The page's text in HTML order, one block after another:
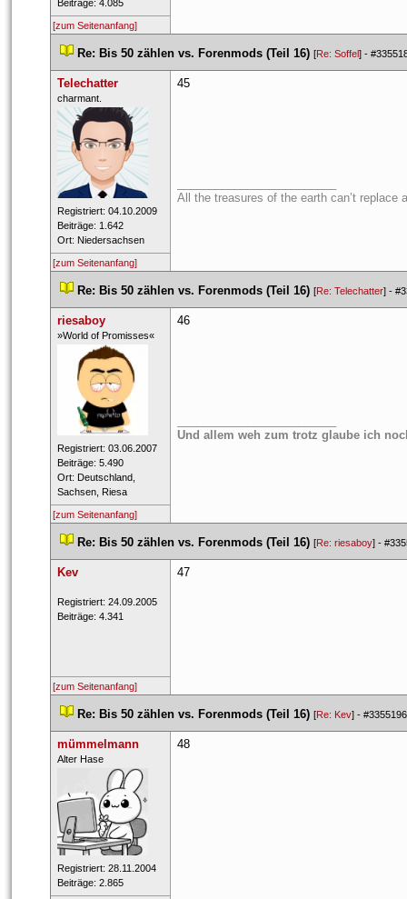
Beiträge: 4.085
[zum Seitenanfang]
Re: Bis 50 zählen vs. Forenmods (Teil 16) [Re: Soffel] -
Telechatter
​charmant.
Registriert: 04.10.2009
Beiträge: 1.642
Ort: Niedersachsen
45
All the treasures of the earth can’t replace
[zum Seitenanfang]
Re: Bis 50 zählen vs. Forenmods (Teil 16) [Re: Telechatter] -
riesaboy
​»World of Promisses«
Registriert: 03.06.2007
Beiträge: 5.490
Ort: Deutschland,
Sachsen, Riesa
46
Und allem weh zum trotz glaube ich
[zum Seitenanfang]
Re: Bis 50 zählen vs. Forenmods (Teil 16) [Re: riesaboy] -
Kev
Registriert: 24.09.2005
Beiträge: 4.341
47
[zum Seitenanfang]
Re: Bis 50 zählen vs. Forenmods (Teil 16) [Re: Kev] - #3355196
mümmelmann
Alter​ Hase​
Registriert: 28.11.2004
Beiträge: 2.865
48